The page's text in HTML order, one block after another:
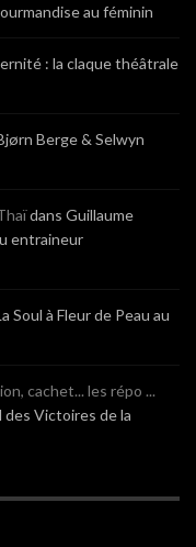
au féminin
: la claque théâtrale
Berge & Selwyn
dans Guillaume
entraineur
Soul à Fleur de Peau au
cachet... les répo ...
Victoires de la